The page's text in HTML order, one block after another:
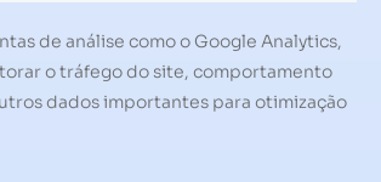
de análise como o Google Analytics,
o tráfego do site, comportamento
dados importantes para otimização